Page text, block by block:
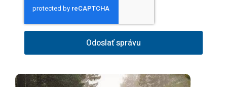
Odoslať správu